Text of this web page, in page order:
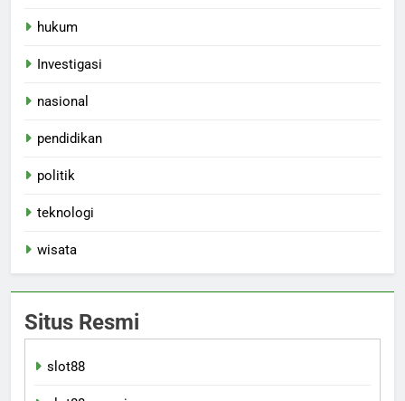
hukum
Investigasi
nasional
pendidikan
politik
teknologi
wisata
Situs Resmi
slot88